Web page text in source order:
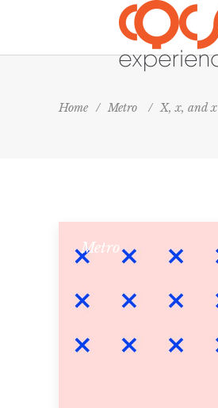
Home / Metro / X, x, and x
Metro